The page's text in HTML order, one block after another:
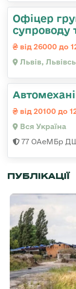
Офіцер
супроводу
від 26000 до
Львів,
від 20100 до
Вся Україна
77 ОАеМБр
ПУБЛІКАЦІЇ